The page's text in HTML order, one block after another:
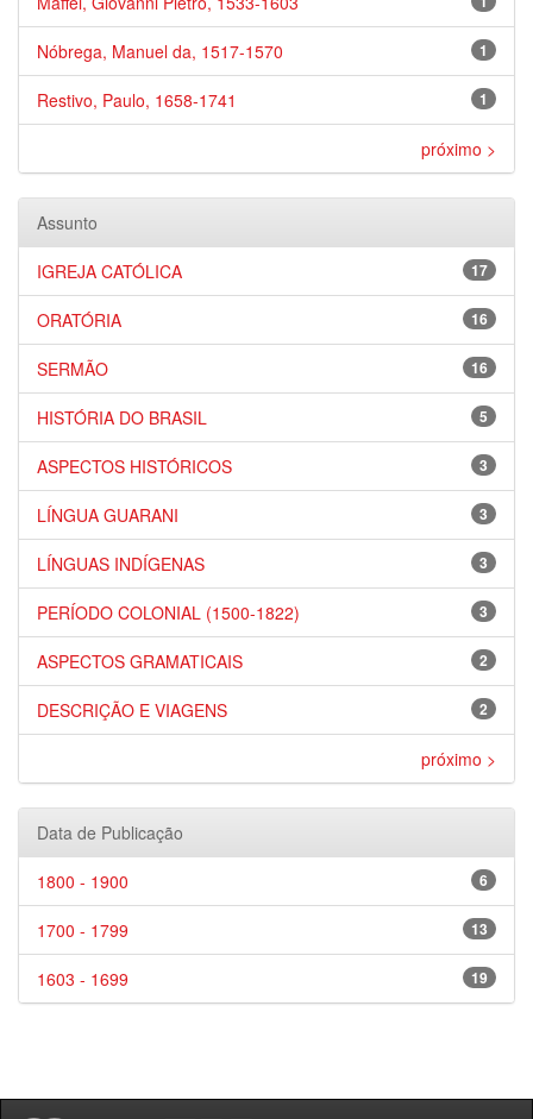
1
Nóbrega, Manuel da, 1517-1570
1
Restivo, Paulo, 1658-1741
próximo >
Assunto
17
IGREJA CATÓLICA
16
ORATÓRIA
16
SERMÃO
5
HISTÓRIA DO BRASIL
3
ASPECTOS HISTÓRICOS
3
LÍNGUA GUARANI
3
LÍNGUAS INDÍGENAS
3
PERÍODO COLONIAL (1500-1822)
2
ASPECTOS GRAMATICAIS
2
DESCRIÇÃO E VIAGENS
próximo >
Data de Publicação
6
1800 - 1900
13
1700 - 1799
19
1603 - 1699